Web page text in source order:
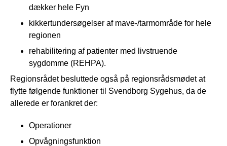
dækker hele Fyn
kikkertundersøgelser af mave-/tarmområde for hele
regionen
rehabilitering af patienter med livstruende
sygdomme (REHPA).
Regionsrådet besluttede også på regionsrådsmødet at
flytte følgende funktioner til Svendborg Sygehus, da de
allerede er forankret der:
Operationer
Opvågningsfunktion